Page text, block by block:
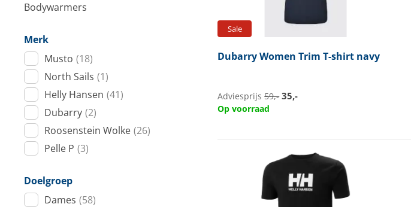
Tuigage en dekbeslag
Veiligheid
Boten, toebehoren en fun
Meubels en lifestyle
Sale
DubarryWomen Trim T-shirt navy
Adviesprijs59,- 35,-
Op voorraad
Bodywarmers
Merk
Musto (18)
North Sails (1)
Helly Hansen (41)
Dubarry (2)
Roosenstein Wolke (26)
Pelle P (3)
Doelgroep
Dames (58)